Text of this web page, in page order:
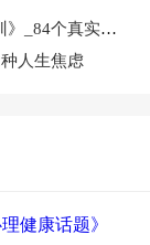
个案视频与解析
人生焦虑